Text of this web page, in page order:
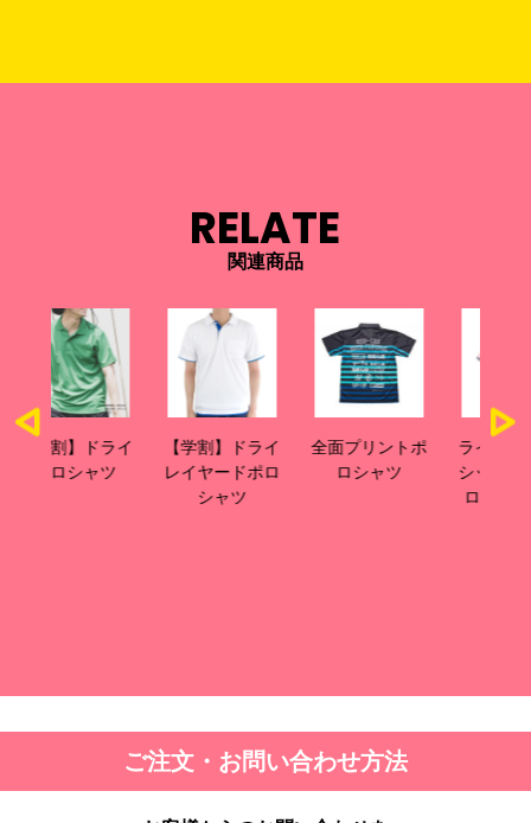
RELATE
関連商品
【学割】ドライ
レイヤードポロ
全面プリントポ
ロシャツ
ライン入りベー
シックドライポ
ご注文・お問い合わせ方法